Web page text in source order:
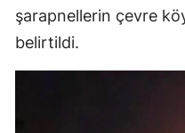
şarapnellerin çevre
belirtildi.